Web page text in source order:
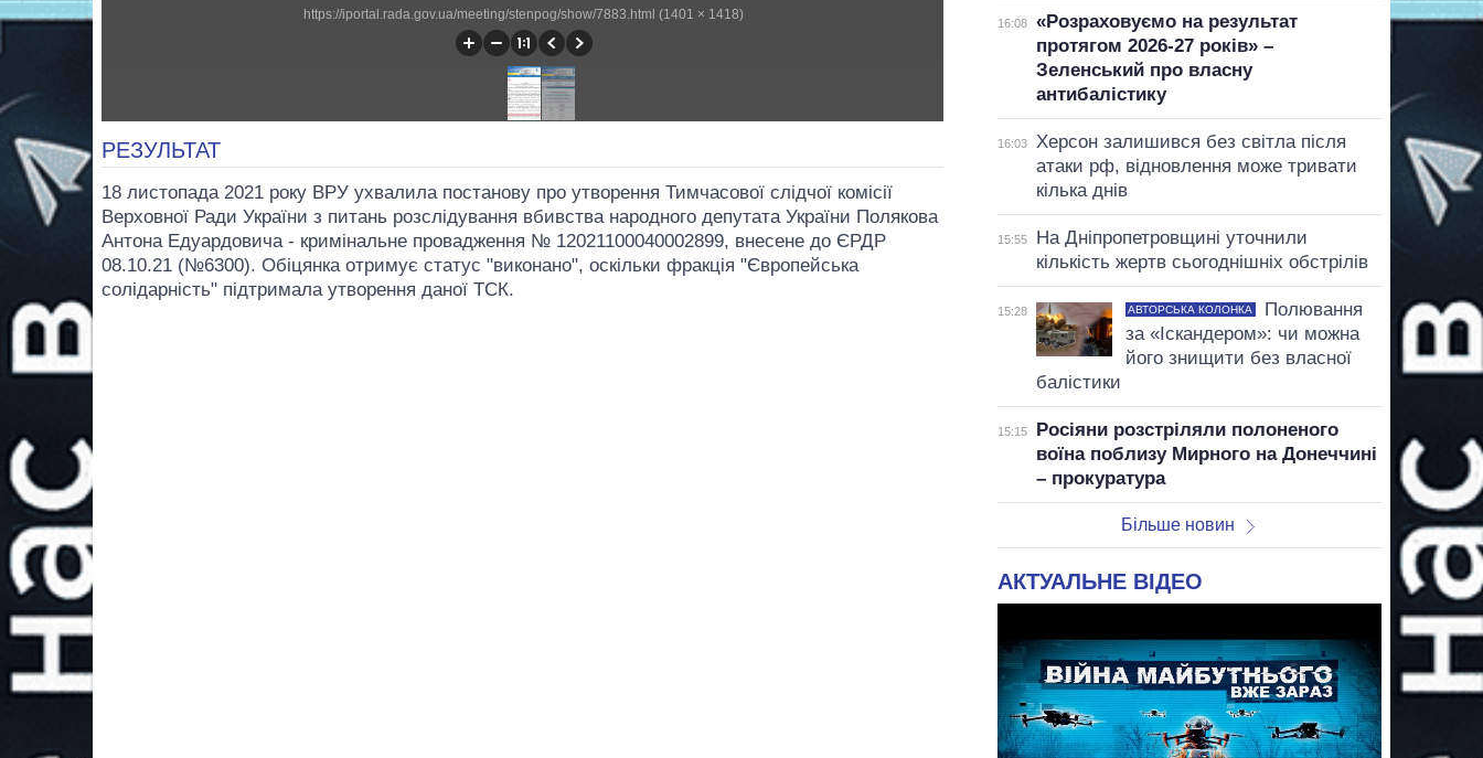
https://iportal.rada.gov.ua/meeting/stenpog/show/7883.html (1401 × 1418)
РЕЗУЛЬТАТ
18 листопада 2021 року ВРУ ухвалила постанову про утворення Тимчасової слідчої комісії
Верховної Ради України з питань розслідування вбивства народного депутата України Полякова
Антона Едуардовича - кримінальне провадження № 12021100040002899, внесене до ЄРДР
08.10.21 (№6300). Обіцянка отримує статус "виконано", оскільки фракція "Європейська
солідарність" підтримала утворення даної ТСК.
16:08
«Розраховуємо на результат
протягом 2026-27 років» –
Зеленський про власну
антибалістику
16:03
Херсон залишився без світла після
атаки рф, відновлення може тривати
кілька днів
15:55
На Дніпропетровщині уточнили
кількість жертв сьогоднішніх обстрілів
15:28 АВТОРСЬКА КОЛОНКА
Полювання
за «Іскандером»: чи можна
його знищити без власної
балістики
15:15
Росіяни розстріляли полоненого
воїна поблизу Мирного на Донеччині
– прокуратура
Більше новин
АКТУАЛЬНЕ ВІДЕО